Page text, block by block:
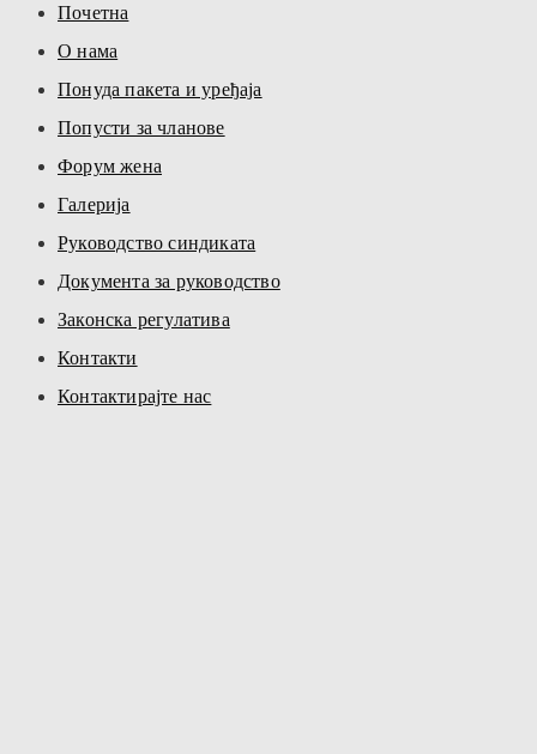
Почетна
О нама
Понуда пакета и уређаја
Попусти за чланове
Форум жена
Галерија
Руководство синдиката
Документа за руководство
Законска регулатива
Контакти
Контактирајте нас